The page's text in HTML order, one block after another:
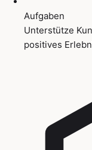
Aufgaben
Unterstütze
positives